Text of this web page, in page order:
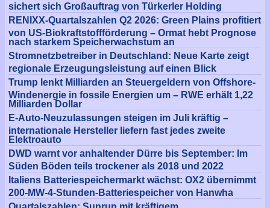
sichert sich Großauftrag von Türkerler Holding
RENIXX-Quartalszahlen Q2 2026: Green Plains profitiert
von US-Biokraftstoffförderung – Ormat hebt Prognose
nach starkem Speicherwachstum an
Stromnetzbetreiber in Deutschland: Neue Karte zeigt
regionale Erzeugungsleistung auf einen Blick
Trump lenkt Milliarden an Steuergeldern von Offshore-
Windenergie in fossile Energien um – RWE erhält 1,22
Milliarden Dollar
E-Auto-Neuzulassungen steigen im Juli kräftig –
internationale Hersteller liefern fast jedes zweite
Elektroauto
DWD warnt vor anhaltender Dürre bis September: Im
Süden Böden teils trockener als 2018 und 2022
Italiens Batteriespeichermarkt wächst: OX2 übernimmt
200-MW-4-Stunden-Batteriespeicher von Hanwha